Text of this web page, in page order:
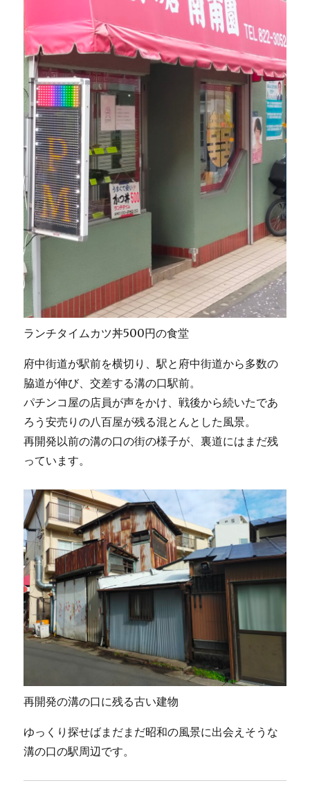
ランチタイムカツ丼500円の食堂
府中街道が駅前を横切り、駅と府中街道から多数の
脇道が伸び、交差する溝の口駅前。
パチンコ屋の店員が声をかけ、戦後から続いたであ
ろう安売りの八百屋が残る混とんとした風景。
再開発以前の溝の口の街の様子が、裏道にはまだ残
っています。
再開発の溝の口に残る古い建物
ゆっくり探せばまだまだ昭和の風景に出会えそうな
溝の口の駅周辺です。